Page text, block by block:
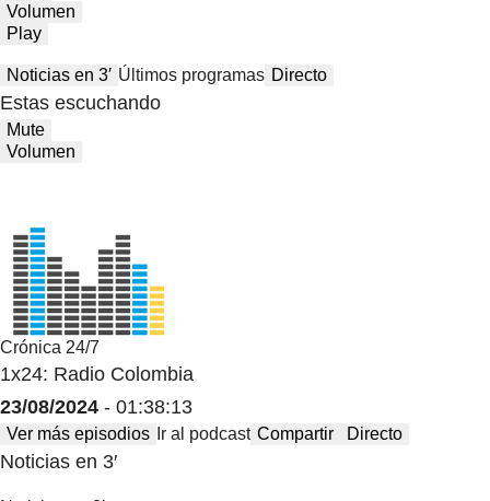
Volumen
Play
Noticias en 3′ Últimos programas Directo
Estas escuchando
Mute
Volumen
Crónica 24/7
1x24: Radio Colombia
23/08/2024 - 01:38:13
Ver más episodios Ir al podcast Compartir Directo
Noticias en 3′